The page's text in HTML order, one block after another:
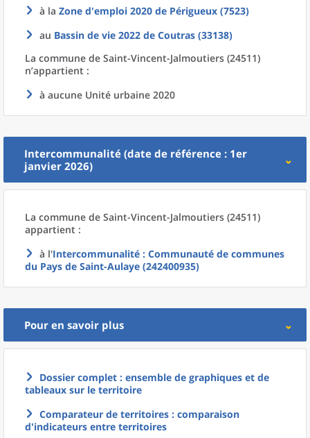
à la Zone d'emploi 2020 de Périgueux (7523)
au Bassin de vie 2022 de Coutras (33138)
La commune de Saint-Vincent-Jalmoutiers (24511)
n’appartient :
à aucune Unité urbaine 2020
Intercommunalité (date de référence : 1er
janvier 2026)
La commune de Saint-Vincent-Jalmoutiers (24511)
appartient :
à l'Intercommunalité : Communauté de communes
du Pays de Saint-Aulaye (242400935)
Pour en savoir plus
Dossier complet : ensemble de graphiques et de
tableaux sur le territoire
Comparateur de territoires : comparaison
d'indicateurs entre territoires